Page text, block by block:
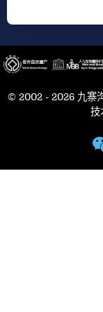
© 2002 - 2026 九寨
技